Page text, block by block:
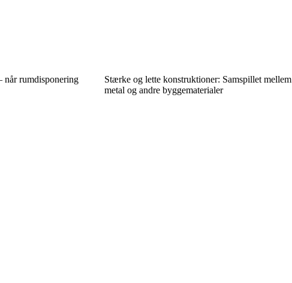
når rumdisponering
Stærke og lette konstruktioner: Samspillet mellem
metal og andre byggematerialer